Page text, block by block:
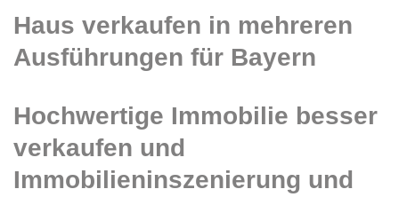
Haus verkaufen in mehreren
Ausführungen für Bayern
Hochwertige Immobilie besser
verkaufen und
Immobilieninszenierung und